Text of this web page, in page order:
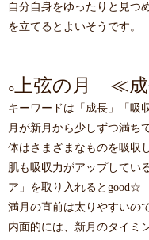
自分自身をゆったりと見つ
を立てるとよいそうです。
○ 上弦の月 ≪
キーワードは「成長」「吸
月が新月から少しずつ満ち
体はさまざまなものを吸収
肌も吸収力がアップしてい
ア」を取り入れるとgood☆
満月の直前は太りやすいの
内面的には、新月のタイミ